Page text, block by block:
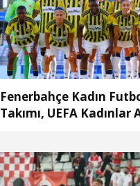
Fenerbahçe Kadın
Takımı, UEFA Kadınlar